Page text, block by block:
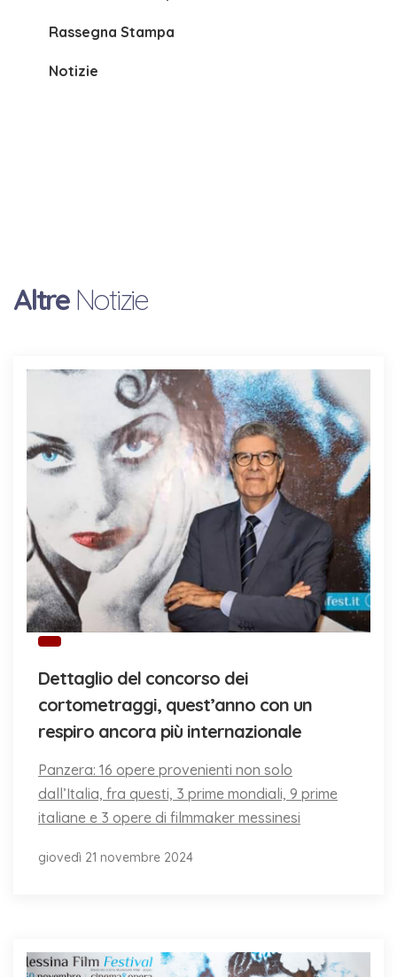
Rassegna Stampa
Notizie
Altre Notizie
Dettaglio del concorso dei
cortometraggi, quest’anno con un
respiro ancora più internazionale
Panzera: 16 opere provenienti non solo
dall’Italia, fra questi, 3 prime mondiali, 9 prime
italiane e 3 opere di filmmaker messinesi
giovedì 21 novembre 2024